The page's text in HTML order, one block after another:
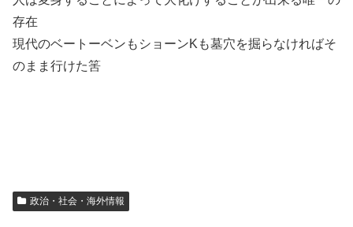
存在
現代のベートーベンもショーンKも墓穴を掘らなければそ
のまま行けた筈
政治・社会・海外情報